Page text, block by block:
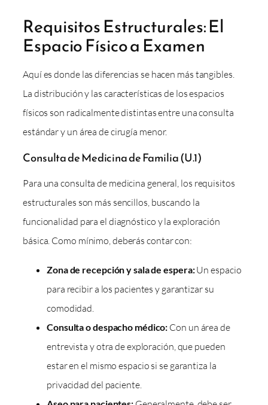
Requisitos Estructurales: El
Espacio Físico a Examen
Aquí es donde las diferencias se hacen más tangibles.
La distribución y las características de los espacios
físicos son radicalmente distintas entre una consulta
estándar y un área de cirugía menor.
Consulta de Medicina de Familia (U.1)
Para una consulta de medicina general, los requisitos
estructurales son más sencillos, buscando la
funcionalidad para el diagnóstico y la exploración
básica. Como mínimo, deberás contar con:
Zona de recepción y sala de espera:Un espacio
para recibir a los pacientes y garantizar su
comodidad.
Consulta o despacho médico: Con un área de
entrevista y otra de exploración, que pueden
estar en el mismo espacio si se garantiza la
privacidad del paciente.